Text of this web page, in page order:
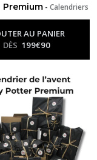
Premium -Calendriers
Personnalisés Par
AU PANIER
DÈS 199€90